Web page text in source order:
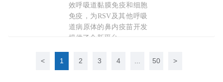
效呼吸道黏膜免疫和细胞
免疫，为RSV及其他呼吸
道病原体的鼻内疫苗开发
提供了全新平台。
2026-07-08
< 1 2 3 4 50 >